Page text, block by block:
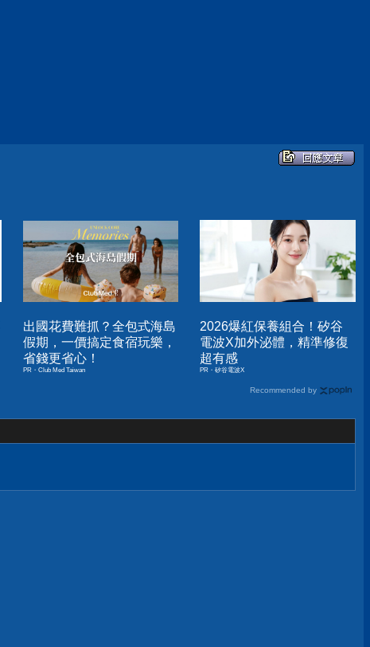
出國花費難抓？全包式海島
假期，一價搞定食宿玩樂，
省錢更省心！
PR・Club Med Taiwan
2026爆紅保養組合！矽谷
電波X加外泌體，精準修復
超有感
PR・矽谷電波X
Recommended by